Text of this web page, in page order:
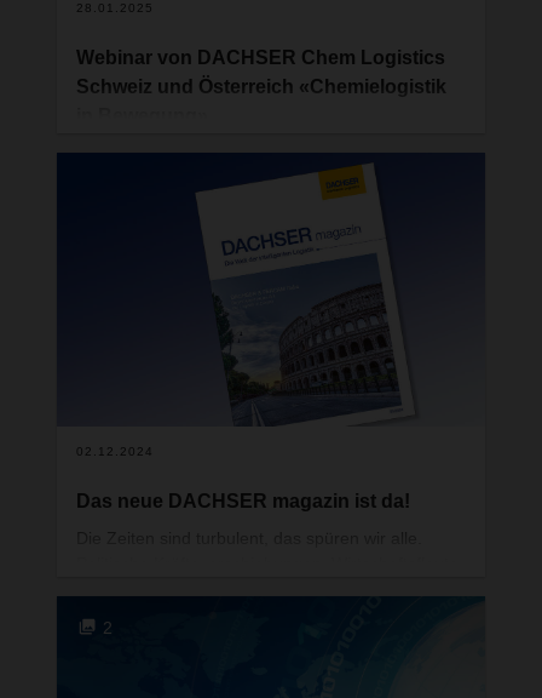
28.01.2025
Webinar von DACHSER Chem Logistics
Schweiz und Österreich «Chemielogistik
Die Chemiebranche steht vor tiefgreifenden
Veränderungen. Geopolitische Unsicherheiten, die
Energiewende und der steigende Druck zur
Nachhaltigkeit fordern insbesondere in der Logistik
neue Strategien. Das Webinar „Chemielogistik in
Bewegung“ am 3. April 2025 um 15.00 Uhr stellt
die wichtigsten Erkenntnisse einer aktuellen Studie
zur Thematik vor, die in Zusammenarbeit mit
DACHSER Chem Logistics entstanden ist.
02.12.2024
Das neue DACHSER magazin ist da!
bahnbrechende technologische Entwicklungen in
2